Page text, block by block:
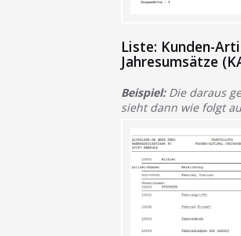
Liste: Kunden-
Jahresumsätze
Beispiel:Die daraus
sieht dann wie folgt